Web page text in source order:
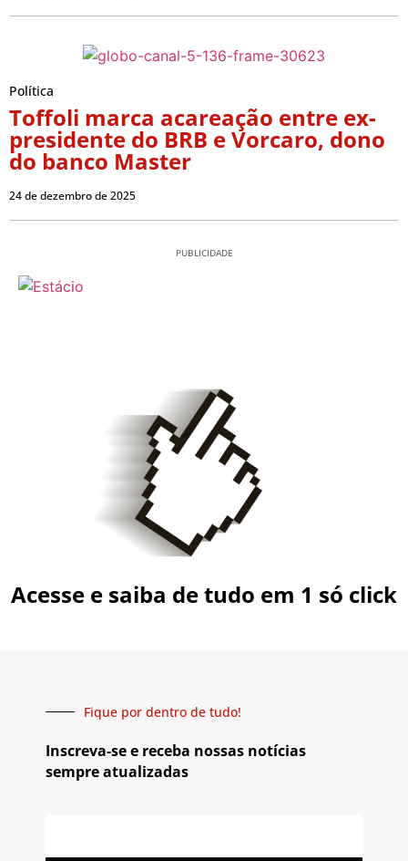
Política
Toffoli marca acareação entre ex-
presidente do BRB e Vorcaro, dono
do banco Master
24 de dezembro de 2025
PUBLICIDADE
Acesse e saiba de tudo em 1 só click
Fique por dentro de tudo!
Inscreva-se e receba nossas notícias
sempre atualizadas